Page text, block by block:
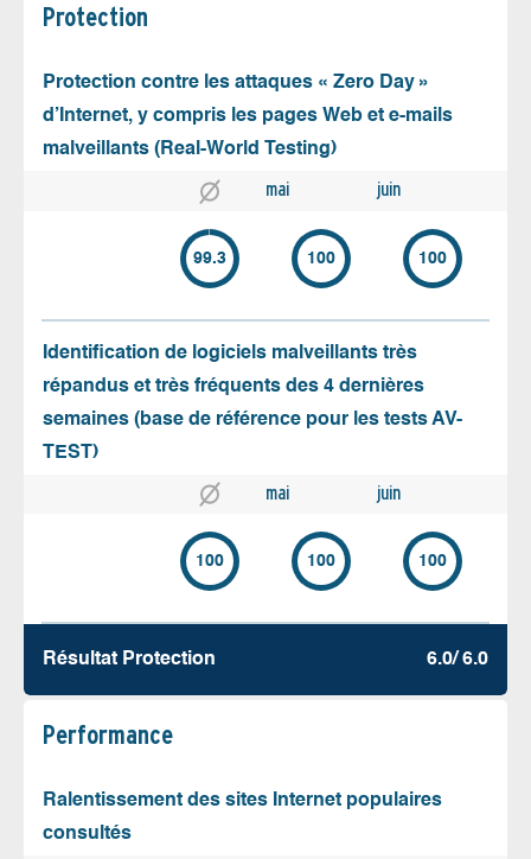
Protection
Protection contre les attaques « Zero Day »
d’Internet, y compris les pages Web et e-mails
malveillants (Real-World Testing)
mai juin
99.3 100 100
Identification de logiciels malveillants très
répandus et très fréquents des 4 dernières
semaines (base de référence pour les tests AV-
TEST)
mai juin
100 100 100
Résultat Protection 6.0/ 6.0
Performance
Ralentissement des sites Internet populaires
consultés